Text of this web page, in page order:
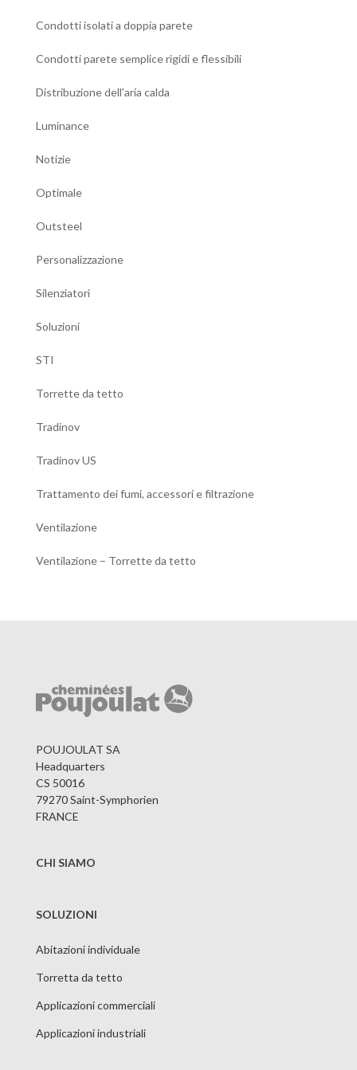
Condotti isolati a doppia parete
Condotti parete semplice rigidi e flessibili
Distribuzione dell'aria calda
Luminance
Notizie
Optimale
Outsteel
Personalizzazione
Silenziatori
Soluzioni
STI
Torrette da tetto
Tradinov
Tradinov US
Trattamento dei fumi, accessori e filtrazione
Ventilazione
Ventilazione – Torrette da tetto
POUJOULAT SA
Headquarters
CS 50016
79270 Saint-Symphorien
FRANCE
CHI SIAMO
SOLUZIONI
Abitazioni individuale
Torretta da tetto
Applicazioni commerciali
Applicazioni industriali